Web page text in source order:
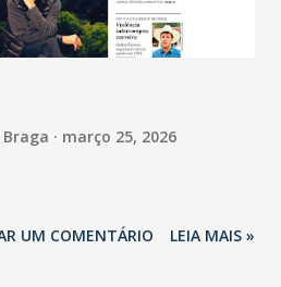
março 25, 2026
UM COMENTÁRIO LEIA MAIS »